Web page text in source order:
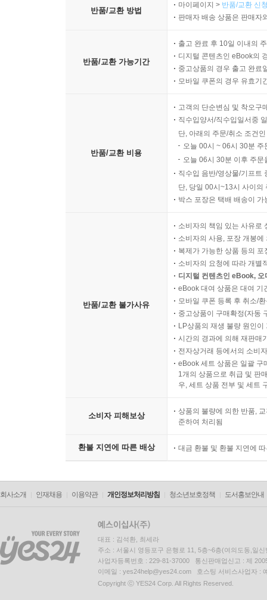
반품/교환 방법
마이페이지 > 반품/교환 신
판매자 배송 상품은 판매자
반품/교환 가능기간
출고 완료 후 10일 이내의
디지털 콘텐츠인 eBook의
중고상품의 경우 출고 완료
모바일 쿠폰의 경우 유효기
반품/교환 비용
고객의 단순변심 및 착오구
직수입양서/직수입일서중
단, 아래의 주문/취소 조건
오늘 00시 ~ 06시 30분
오늘 06시 30분 이후 주
직수입 음반/영상물/기프트
단, 당일 00시~13시 사이의
박스 포장은 택배 배송이
반품/교환 불가사유
소비자의 책임 있는 사유로
소비자의 사용, 포장 개봉
복제가 가능한 상품 등의
소비자의 요청에 따라 개별
디지털 컨텐츠인 eBook,
eBook 대여 상품은 대여 기
모바일 쿠폰 등록 후 취소/
중고상품이 구매확정(자동
LP상품의 재생 불량 원인
시간의 경과에 의해 재판매
전자상거래 등에서의 소비
eBook 세트 상품은 일괄 구
1개의 상품으로 취급 및 판
우, 세트 상품 전부 및 세트
소비자 피해보상
상품의 불량에 의한 반품,
준하여 처리됨
환불 지연에 따른 배상 대금 환불 및 환불 지연에
회사소개 인재채용 이용약관 개인정보처리방침 청소년보호정책 도서홍보안내
대표 : 김석환, 최세라
주소 : 서울시 영등포구 은행로 11, 5층~6층(여의도동,일신
사업자등록번호 : 229-81-37000 통신판매업신고 : 제
이메일 : yes24help@yes24.com 호스팅 서비스사업자 :
Copyright ⓒ YES24 Corp. All Rights Reserved.